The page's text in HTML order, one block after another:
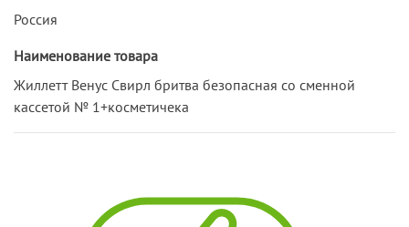
Россия
Наименование товара
Жиллетт Венус Свирл бритва безопасная со сменной
кассетой № 1+косметичека